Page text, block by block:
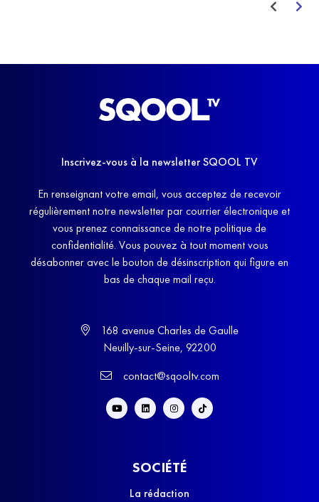
Inscrivez-vous à la newsletter SQOOL TV
En renseignant votre email, vous acceptez de recevoir
régulièrement notre newsletter par courrier électronique et
vous prenez connaissance de notre politique de
confidentialité. Vous pouvez à tout moment vous
désabonner avec le bouton de désinscription qui figure en
bas de chaque mail reçu.
168 avenue Charles de Gaulle
Neuilly-sur-Seine, 92200
contact@sqooltv.com
SOCIÉTÉ
La rédaction